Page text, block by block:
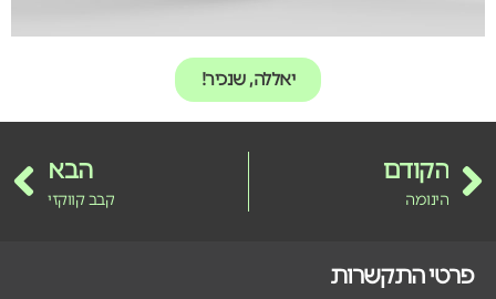
יאללה, שנכיר!
הקודם
הינומה
הבא
קבב קווקזי
פרטי התקשרות